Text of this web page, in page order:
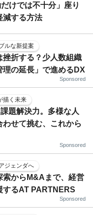
けでは不十分」座り
減する方法
ルな新提案
折する？少人数組織
理の延長」で進めるDX
Sponsored
描く未来
題解決力。多様な人
わせて挑む、これから
Sponsored
ジェンダへ
索からM&Aまで、経営
するAT PARTNERS
Sponsored